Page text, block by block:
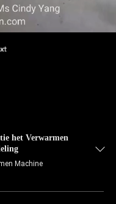
het Verwarmen
Machine